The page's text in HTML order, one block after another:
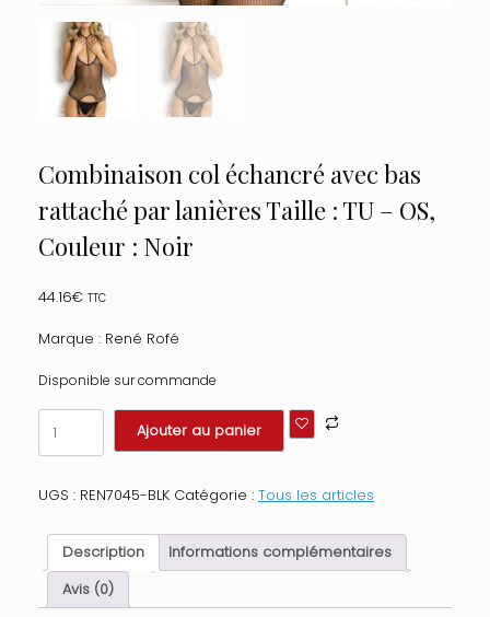
Combinaison col échancré avec bas
rattaché par lanières Taille : TU – OS,
Couleur : Noir
44.16€ TTC
Marque : René Rofé
Disponible sur commande
quantité
de
Combinaison
échancré
bas
rattaché
lanières
Ajouter au panier
UGS : REN7045-BLK Catégorie : Tous les articles
Description
Informations complémentaires
Avis (0)